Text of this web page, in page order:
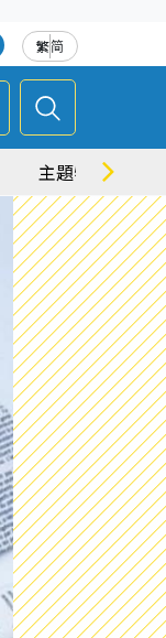
繁简
主題特集